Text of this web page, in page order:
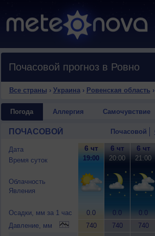
Почасовой прогноз в Ровно
Все страны › Украина› Ровенская область ›
Погода Аллергия Самочувствие
ПОЧАСОВОЙ Почасовой
Дата
Время суток
Облачность
Явления
Осадки, мм за 1 час
Давление, мм
6 чт
19:00
0.0
740
6 чт
20:00
0.0
740
6 чт
21:00
0.0
740